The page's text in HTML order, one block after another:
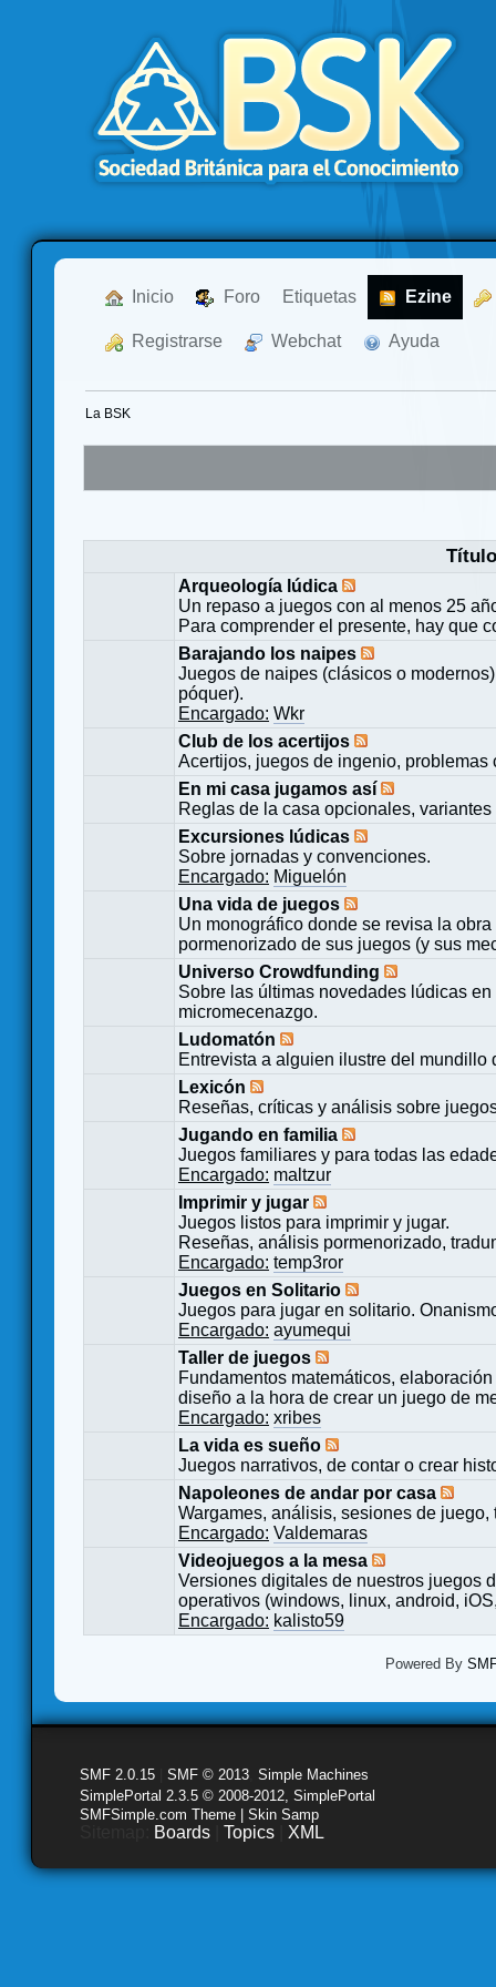
Inicio Foro Etiquetas Ezine
Registrarse Webchat Ayuda
La BSK
Título
Arqueología lúdica
Un repaso a juegos con al menos 25
Para comprender el presente, hay que
Barajando los naipes
Juegos de naipes (clásicos o
póquer).
Encargado: Wkr
Club de los acertijos
Acertijos, juegos de ingenio,
En mi casa jugamos así
Reglas de la casa opcionales,
Excursiones lúdicas
Sobre jornadas y convenciones.
Encargado: Miguelón
Una vida de juegos
Un monográfico donde se revisa la
pormenorizado de sus juegos (y sus
Universo Crowdfunding
Sobre las últimas novedades lúdicas
micromecenazgo.
Ludomatón
Entrevista a alguien ilustre del mundillo
Lexicón
Reseñas, críticas y análisis sobre
Jugando en familia
Juegos familiares y para todas las
Encargado: maltzur
Imprimir y jugar
Juegos listos para imprimir y jugar.
Reseñas, análisis pormenorizado,
Encargado: temp3ror
Juegos en Solitario
Juegos para jugar en solitario.
Encargado: ayumequi
Taller de juegos
Fundamentos matemáticos,
diseño a la hora de crear un juego de
Encargado: xribes
La vida es sueño
Juegos narrativos, de contar o crear
Napoleones de andar por casa
Wargames, análisis, sesiones de
Encargado: Valdemaras
Videojuegos a la mesa
Versiones digitales de nuestros juegos
operativos (windows, linux, android,
Encargado: kalisto59
Powered By
SMF 2.0.15 SMF © 2013 Simple Machines
SimplePortal 2.3.5 © 2008-2012, SimplePortal
SMFSimple.com Theme | Skin Samp
Boards Topics XML